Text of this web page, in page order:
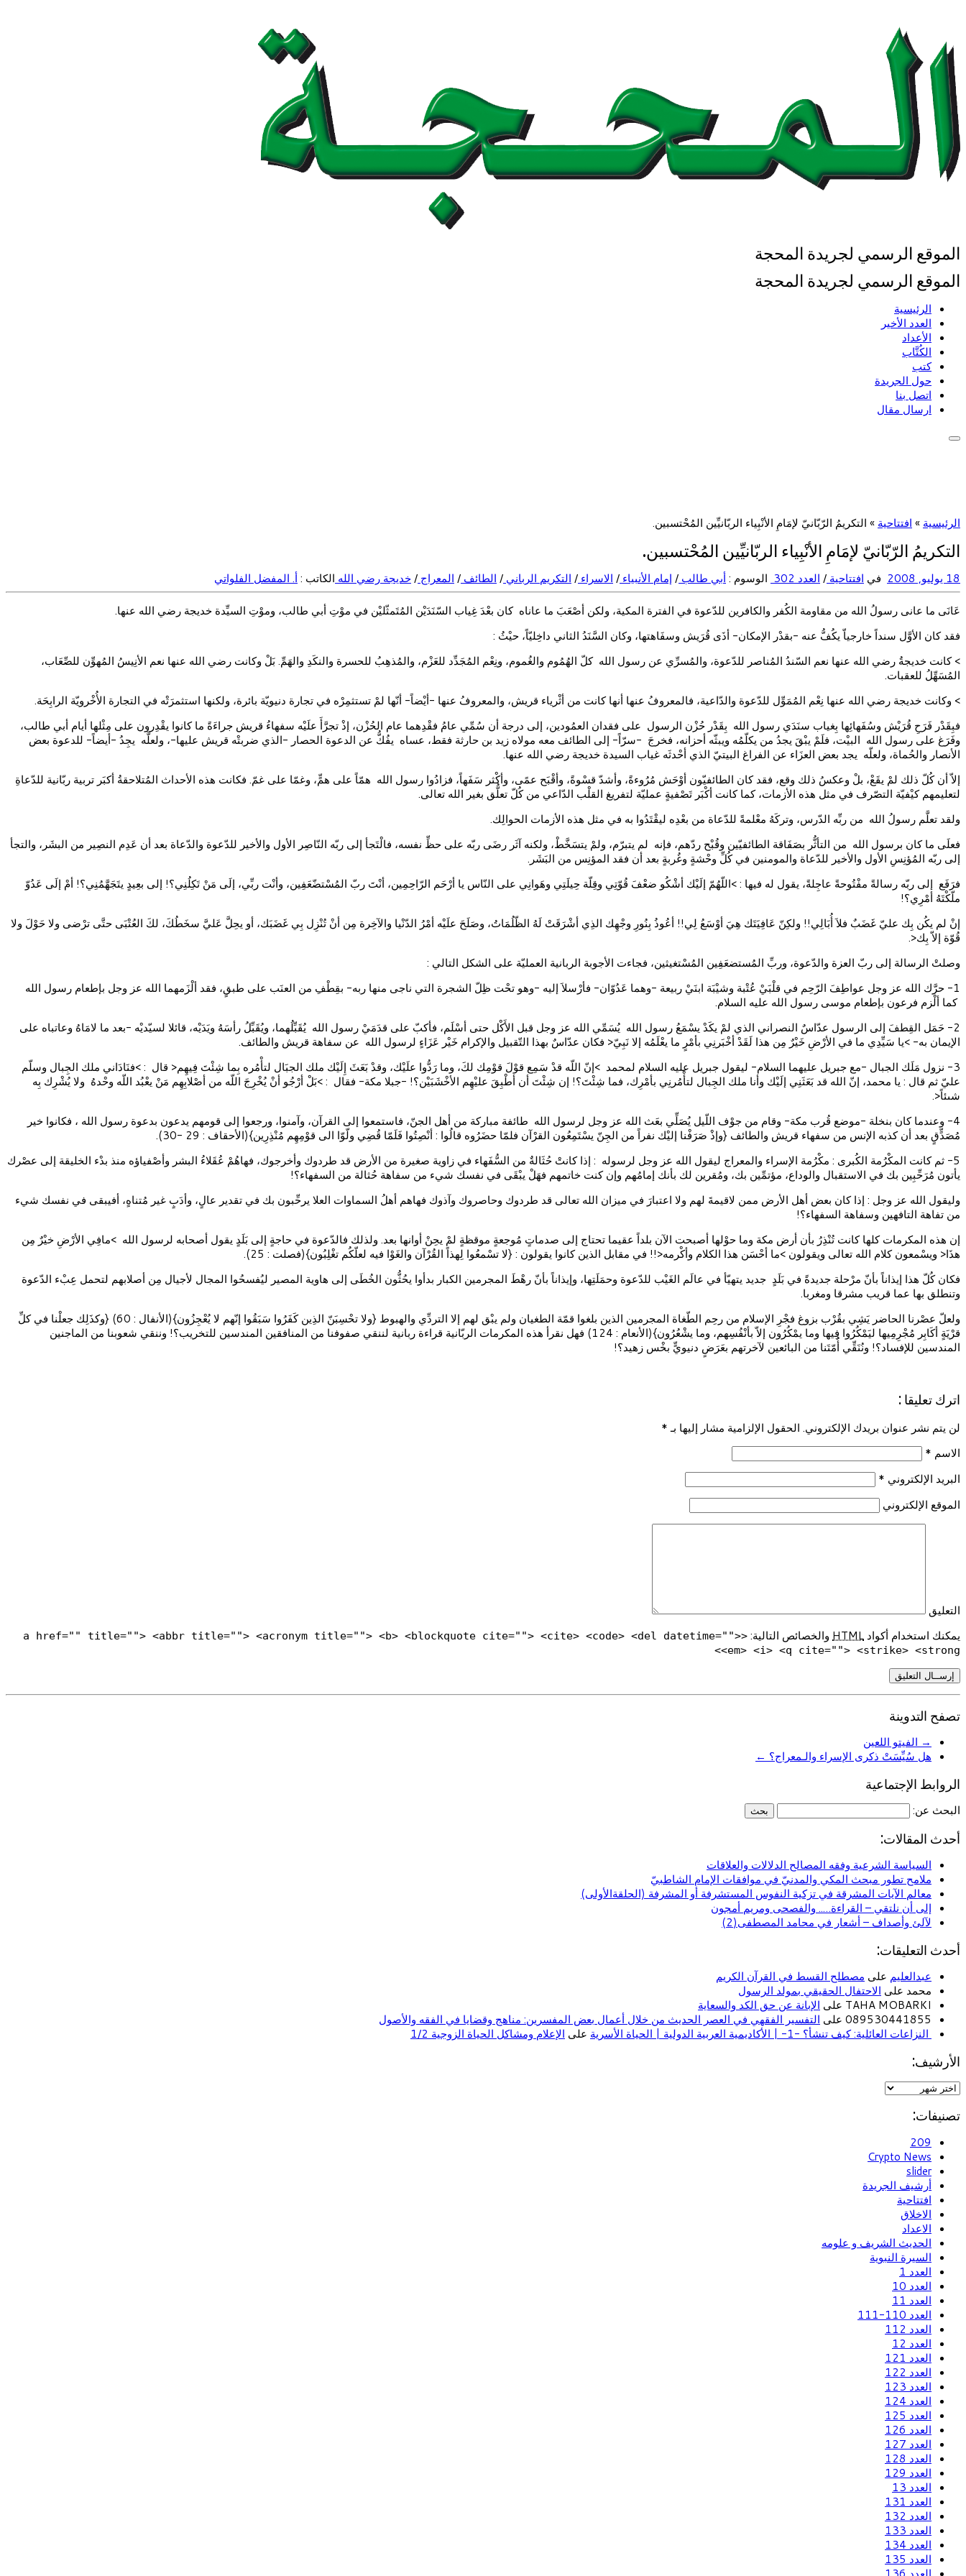
الموقع الرسمي لجريدة المحجة
الموقع الرسمي لجريدة المحجة
الرئيسية
العدد الأخير
الأعداد
الكُتَّاب
كتب
حول الجريدة
اتصل بنا
ارسال مقال
الرئيسية » افتتاحية » التكريمُ الرّبّانيّ لإمَامِ الأنْبِياء الربّانيِّين المُحْتسبين.
التكريمُ الرّبّانيّ لإمَامِ الأنْبِياء الربّانيِّين المُحْتسبين.
18 يوليو, 2008 في افتتاحية / العدد 302 الوسوم :أبي طالب /إمام الأنبياء / الاسراء / التكريم الرباني / الطائف / المعراج /خديجة رضي الله الكاتب :أ. المفضل الفلواتي
عَانَى ما عانى رسولُ الله من مقاومة الكُفر والكافرين للدّعوة في الفترة المكية، ولكن أصْعَبَ ما عاناه كان بعْدَ غِياب السّنَدَيْن المُتَمثّليْن في موْتِ أبي طالب، وموْتِ السيِّدة خديجة رضي الله عنها.
فقد كان الأوَّل سنداً خارجياّ يكُفُّ عنه -بقدْر الإمكان- أذَى قُرَيش وسفَاهتها، وكان السَّنَدُ الثاني داخِليّاً، حيْثُ :
> كانت خديجةُ رضي الله عنها نعم السّندُ المُناصر للدّعوة، والمُسرِّي عن رسول الله كلّ الهُمُوم والغُموم، ونِعْم المُجَدِّد للعَزْم، والمُذهِبُ للحسرة والنكَدِ والهَمِّ. بَلْ وكانت رضي الله عنها نعم الأنِيسُ المُهوِّن للصِّعَاب،
المُسَهِّلُ للعقبات.
> وكانت خديجة رضي الله عنها نِعْم المُمَوِّل للدّعوة والدّاعية، فالمعروفُ عنها أنها كانت من أثْرياء قريش، والمعروفُ عنها -أيْضاً- أنّها لمْ تستثمِرْه في تجارة دنيويّة بائرة، ولكنها استثمرَتْه في التجارة الأُخْرويّة الرابِحَة.
فبِقَدْر فَرَحِ قُرَيْش وسُفَهائِها بِغياب سنَدَي رسول الله بِقَدْر حُزْن الرسول على فقدان العمُودين، إلى درجة أن سُمِّي عامُ فقْدِهما عام الحُزْن، إذْ تجرَّأَ علَيْه سفهاءُ قريش جراءَةً ما كانوا يقْدِرون على مِثْلها أيام أبي طالب،
وفَرَغ على رسول الله البيْت، فلَمْ يبْقَ يجدُ من يكلّمُه ويبثّه أحزانه، فخرجَ -سرّاً- إلى الطائف معه مولاه زيد بن حارثة فقط، عساه يفُكُّ عن الدعوة الحصار -الذي ضربتْه قريش عليها-، ولعلَّه يجِدُ -أيضاً- للدعوة بعض
الأنصار والحُماة، ولعلّه يجد بعض العزَاء عن الفراغ البيتيّ الذي أحْدثَه غياب السيدة خديجة رضي الله عنها.
إلاّ أن كُلّ ذلك لمْ يقَعْ، بلْ وعكسُ ذلك وقع، فقد كان الطائفيّون أوْحَش مُرُوءةً، وأشدّ قسْوةً، وأقْبَح عمًى، وأكْثر سَفَهاً، فزادُوا رسول الله همّاً على همٍّ، وغمّا على غمّ. فكانت هذه الأحداث المُتلاحقةُ أكبَر تربية ربّانية للدّعاةِ
لتعليمهم كيْفيّة التصّرف في مثل هذه الأزمات، كما كانت أكْبَر تَصْفيةٍ عمليّة لتفريغ القلْب الدّاعي من كُلّ تعلُّق بغير الله تعالى.
ولقد تعلَّم رسولُ الله من ربِّه الدّرس، وتركَهُ معْلمةً للدّعاة من بعْدِه ليقْتَدُوا به في مثل هذه الأزمات الحوالِك.
فعلَى ما كان برسول الله من التأثُّر بصَفَاقة الطائفيّين وقُبْح ردّهم، فإنه لم يتبرّم، ولمْ يتسَخَّطْ، ولكنه آثَر رضَى ربّه على حظِّ نفسه، فالْتَجأ إلى ربّه النّاصِر الأول والأخير للدّعوة والدّعاة بعد أن عَدِم النصِير من البشَر، والتجأ
إلى ربّه المُؤنِسِ الأول والأخير للدّعاة والمومنين في كُلِّ وحْشةٍ وغُربةٍ بعد أن فقد المؤنِس من البَشَر.
فرَفَع إلى ربّه رسالةً مفْتُوحةً عاجِلةً، يقول له فيها : >اللّهُمّ إلَيْك أشْكُو ضعْفَ قُوّتِي وقِلّة حِيلَتِي وهَوانِي على النّاس يا أرْحَم الرّاحِمِين، أنْتَ ربّ المُسْتضّعَفِين، وأنْت ربِّي، إلَى مَنْ تَكِلُنِي؟! إلى بعِيدٍ يتَجَهَّمُنِي؟! أمْ إلَى عَدُوّ
ملّكْتَهُ أمْرِي؟!
إنْ لم يكُن بِك عليّ غَضَبٌ فلاَ أُبَالِي!! ولكِنّ عَافِيَتَك هِيَ أوْسَعُ لِي!! أعُوذُ بِنُورِ وجْهِك الذِي أشْرَقَتْ لَهُ الظّلُمَاتُ، وصَلَحَ علَيْه أمْرُ الدّنْيا والآخِرة مِن أنْ تُنْزِل بِي غَضَبَك، أو يحِلَّ عَليَّ سخَطُكَ، لكَ العُتْبَى حتَّى ترْضى ولا حَوْلَ ولا
قُوّة إلاّ بِك<.
وصلتْ الرسالة إلى ربّ العزة والدّعوة، وربِّ المُستضعَفِين المُسْتغيثين، فجاءت الأجوبة الربانية العمليّة على الشكل التالي :
1- حرَّك الله عز وجل عواطِفَ الرّحِم في قلْبَيْ عُتْبة وشيْبَة ابنَيْ ربيعة -وهما عَدُوّان- فأرْسلاَ إليه -وهو تحْت ظِلّ الشجرة التي ناجى منها ربه- بقِطْفِ من العنَب على طبقٍ، فقد ألْزَمهما الله عز وجل بإطعام رسول الله
كما ألْزم فرعون بإطعام موسى رسول الله عليه السلام.
2- حَمَل القِطفَ إلى الرسول عدّاسٌ النصراني الذي لمْ يكَدْ يسْمَعُ رسول الله يُسَمِّي الله عز وجل قبل الأَكْل حتى أسْلَم، فأكبّ على قدَمَيْ رسول الله يُقَبِّلُهما، ويُقَبِّلُ رأسَهُ ويَدَيْه، قائلا لسيّديْه -بعد ما لامَاهُ وعاتباه على
الإيمان به- >يا سَيِّدِي ما في الأرْضِ خَيْرٌ مِن هذا لَقَدْ أخْبَرنِي بأمْرٍ ما يعْلَمُه إلا نَبِيّ< فكان عدّاسٌ بهذا التّقبيل والإكرام خَيْر عَزَاءٍ لرسول الله عن سفاهة قريش والطائف.
3- نزول مَلَك الجبال -مع جبريل عليهما السلام- ليقول جبريل عليه السلام لمحمد >إنّ اللّه قدْ سَمِع قوْلَ قوْمِك لكَ، وما رَدُّوا علَيْك، وقدْ بَعَثَ إِلَيْك ملك الجبَال لتأْمُره بِما شِئْتَ فِيهِم< قال : >فنَادَاني ملك الجِبال وسلّم
عليّ ثم قال : يا محمد، إنّ الله قد بَعَثَنِي إلَيْك وأنا ملك الجِبال لتأْمُرنِي بأمْرِك، فما شِئْتَ؟! إن شِئْتَ أن أطْبِقَ عليْهِم الأخْشَبَيْن؟! -جبلا مكة- فقال : >بَلْ أرْجُو أنْ يُخْرِجَ اللّه من أصْلابِهِم مَنْ يعْبُد اللّه وحْدهُ ولا يُشْرِك بِه
شىئاً<.
4- وعندما كان بنخلة -موضع قُرب مكة- وقام من جوْف اللّيل يُصَلِّي بعَث الله عز وجل لرسول الله طائفة مباركة من أهل الجنّ، فاستمعوا إلى القرآن، وآمنوا، ورجعوا إلى قومهم يدعون بدعوة رسول الله ، فكانوا خير
مُصَدٍّقٍ بعد أن كذبه الإنس من سفهاء قريش والطائف {وإذْ صَرَفْنا إليْك نفراً من الجِنّ يسْتَمِعُون القرْآن فلمّا حضَرُوه قالُوا : أنْصِتُوا فَلَمّا قُضِي ولّوّا الى قوْمِهِم مُنْذِرِين}(الأحقاف : 29 -30).
5- ثم كانت المكْرُمة الكُبرى : مكْرُمة الإسراء والمعراج ليقول الله عز وجل لرسوله : إذا كانتْ حُثَالةٌ من السُّفَهاء في زاوية صغيرة من الأرض قد طردوك وأخرجوك، فهاهُمْ عُقَلاءُ البشر وأصْفياؤه منذ بدْء الخليقة إلى عصْرك
يأتون مُرَحِّبِين بك في الاستقبال والوداع، مؤتمِّين بك، ومُقرين لك بأنك إمامُهم وإن كنت خاتمهم فهَلْ يبْقَى في نفسك شيء من سفاهة حُثالة من السفهاء؟!
وليقول الله عز وجل : إذا كان بعض أهل الأرض ممن لاقيمةَ لهم ولا اعتبارَ في ميزان الله تعالى قد طردوك وحاصروك وآذوك فهاهم أهلُ السماوات العلا يرحِّبون بك في تقدير عالٍ، وأدَبٍ غير مُتناهٍ، أفيبقى في نفسك شيء
من تفاهة التافهين وسفاهة السفهاء؟!
إن هذه المكرمات كلها كانت تُنْذِرُ بأن أرض مكة وما حوْلها أصبحت الآن بلداً عقيما تحتاج إلى صدماتٍ مُوجعةٍ موقظةٍ لمْ يحِنْ أوانها بعد. ولذلك فالدّعوة في حاجةٍ إلى بَلَدٍ يقول أصحابه لرسول الله >مافِي الأرْضِ خيْرٌ مِن
هذَا< ويسْمعون كلام الله تعالى ويقولون >ما أحْسَن هذا الكلام وأكْرمه<!! في مقابل الذين كانوا يقولون : {لا تسْمعُوا لِهذاً القُرْآن والغَوْا فيه لعلّكُم تغْلِبُون}(فصلت : 25).
فكان كُلّ هذا إيذاناً بأنّ مرْحلة جديدةً في بَلَدٍ جديد يتهيّأ في عالَم الغَيْب للدّعوة وحمَلَتِها، وإيذاناً بأنّ رهْطَ المجرمين الكبار بدأوا يحُثُّون الخُطَى إلى هاوية المصير ليُفسحُوا المجال لأجيال مِن أصلابهم لتحمل عِبْء الدّعوة
وتنطلق بها عما قريب مشرقا ومغربا.
ولعلّ عصْرنا الحاضر يَشِي بقُرْب بزوغ فجْرِ الإسلام من رحِم الطّغاة المجرمين الذين بلغوا قمّة الطغيان ولم يبْق لهم إلا التردِّي والهبوط {ولا تحْسِبَنّ الذِين كَفَرُوا سَبَقُوا إنّهم لا يُعْجِزُون}(الأنفال : 60) {وكذَلِك جعلْنا في كلِّ
قرْيَةٍ أكَابِر مُجْرِمِيها ليَمْكُرُوا فِيها وما يمْكُرُون إلاّ بأنْفُسِهم، وما يشْعُرُون}(الأنعام : 124) فهل نقرأ هذه المكرمات الربّانية قراءة ربانية لننقي صفوفنا من المنافقين المندسين للتخريب؟! وننقي شعوبنا من الماجنين
المندسين للإفساد؟! ونُنَقِّي أُمّتَنا من البائعين لآخرتهم بعَرَضٍ دنيويٍّ بخْس زهيد؟!
اترك تعليقا :
لن يتم نشر عنوان بريدك الإلكتروني. الحقول الإلزامية مشار إليها بـ*
الاسم *
البريد الإلكتروني *
الموقع الإلكتروني
التعليق
يمكنك استخدام أكواد HTML والخصائص التالية:
<a href="" title=""> <abbr title=""> <acronym title=""> <b> <blockquote cite=""> <cite> <code> <del datetime="">
<em> <i> <q cite=""> <strike> <strong>
تصفح التدوينة
→ الفيتو اللعين
هل سُيِّسَتْ ذكرى الإسراء والـمعراج؟ ←
الروابط الإجتماعية
البحث عن:
أحدث المقالات:
السياسة الشرعية وفقه المصالح الدلالات والعلاقات
ملامح تطور مبحث المكي والمدنيّ في موافقات الإمام الشاطبيّ
معالم الآيات المشرقة في تزكية النفوس المستشرفة أو المشرفة (الحلقةالأولى)
إلى أن نلتقي – القراءة….. والفصحى ومريم أمجون
لآلئ وأصداف – أشعار في محامد المصطفى(2)
أحدث التعليقات:
عبدالعليم على مصطلح القسط في القرآن الكريم
محمد على الاحتفال الحقيقي بمولد الرسول
TAHA MOBARKI على
الإبانة عن حق الكد والسعاية
089530441855 على
التفسير الفقهي في العصر الحديث من خلال أعمال بعض المفسرين: مناهج وقضايا في الفقه والأصول
النزاعات العائلية: كيف تنشأ؟ -1- | الأكاديمية العربية الدولية | الحياة الأسرية
على الإعلام ومشاكل الحياة الزوجية 1/2
الأرشيف:
تصنيفات:
209
Crypto News
slider
أرشيف الجريدة
افتتاحية
الاخلاق
الاعداد
الحديث الشريف و علومه
السيرة النبوية
العدد 1
العدد 10
العدد 11
العدد 110-111
العدد 112
العدد 12
العدد 121
العدد 122
العدد 123
العدد 124
العدد 125
العدد 126
العدد 127
العدد 128
العدد 129
العدد 13
العدد 131
العدد 132
العدد 133
العدد 134
العدد 135